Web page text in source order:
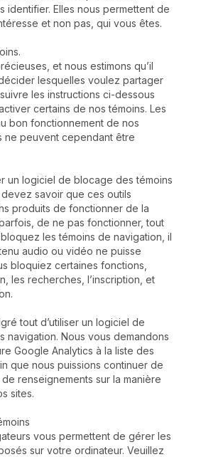
identifier. Elles nous permettent de
et non pas, qui vous êtes.
et nous estimons qu’il
lesquelles voulez partager
les instructions ci-dessous
certains de nos témoins. Les
bon fonctionnement de nos
ne peuvent cependant être
un logiciel de blocage des témoins
savoir que ces outils
produits de fonctionner de la
de ne pas fonctionner, tout
les témoins de navigation, il
audio ou vidéo ne puisse
bloquiez certaines fonctions,
les recherches, l’inscription, et
tout d’utiliser un logiciel de
navigation. Nous vous demandons
Google Analytics à la liste des
que nous puissions continuer de
renseignements sur la manière
sites.
vous permettent de gérer les
sur votre ordinateur. Veuillez